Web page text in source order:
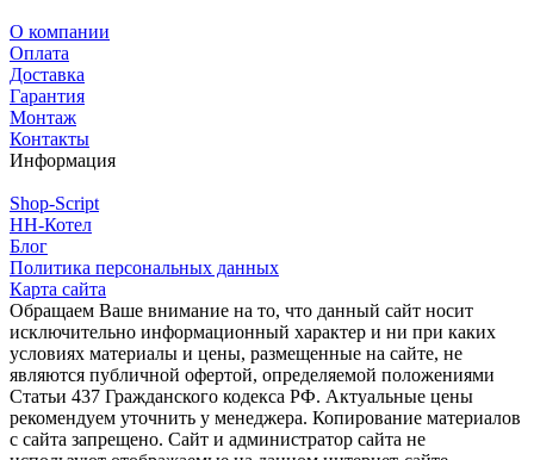
О компании
Оплата
Доставка
Гарантия
Монтаж
Контакты
Информация
Shop-Script
НН-Котел
Блог
Политика персональных данных
Карта сайта
Обращаем Ваше внимание на то, что данный сайт носит
исключительно информационный характер и ни при каких
условиях материалы и цены, размещенные на сайте, не
являются публичной офертой, определяемой положениями
Статьи 437 Гражданского кодекса РФ. Актуальные цены
рекомендуем уточнить у менеджера. Копирование материалов
с сайта запрещено. Сайт и администратор сайта не